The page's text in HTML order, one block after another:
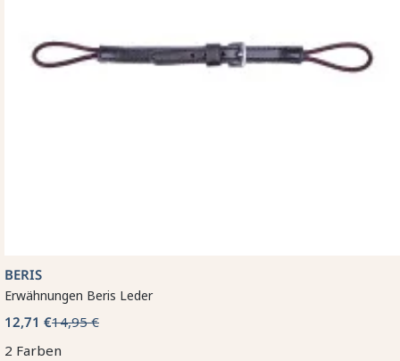
BERIS
Erwähnungen Beris Leder
12,71 €14,95 €
2 Farben